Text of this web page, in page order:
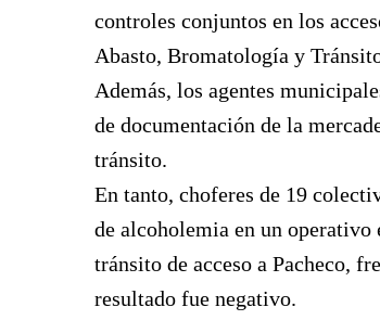
controles conjuntos en los
Abasto, Bromatología y
Además, los agentes
de documentación de la
tránsito.
En tanto, choferes de 19
de alcoholemia en un operativo
tránsito de acceso a Pacheco,
resultado fue negativo.